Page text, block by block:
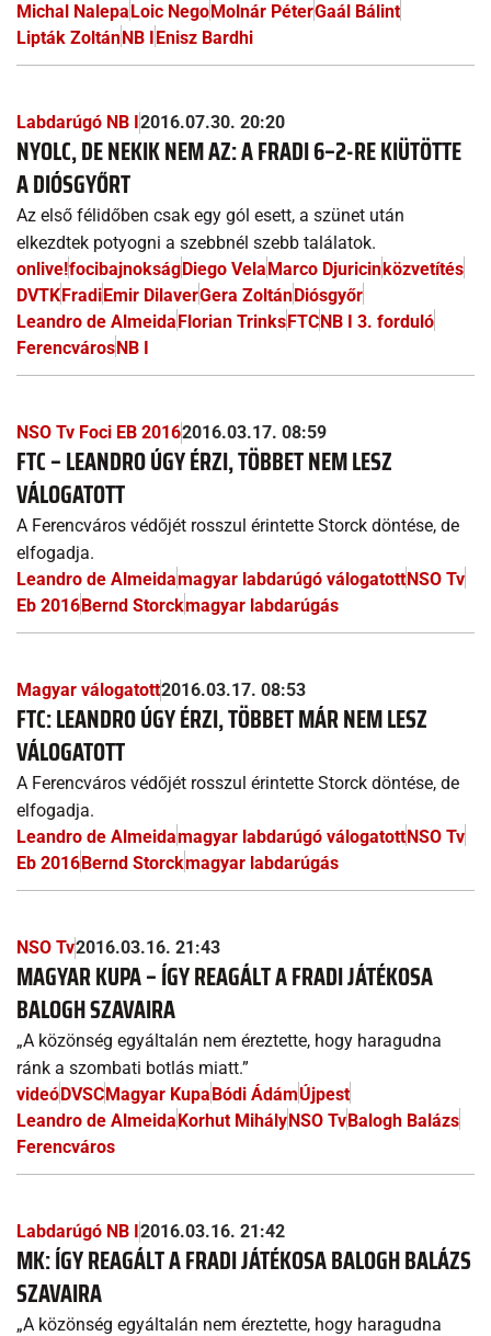
Michal NalepaLoic NegoMolnár PéterGaál Bálint
Lipták ZoltánNB IEnisz Bardhi
Labdarúgó NB I2016.07.30. 20:20
NYOLC, DE NEKIK NEM AZ: A FRADI 6–2-RE KIÜTÖTTE
A DIÓSGYŐRT
Az első félidőben csak egy gól esett, a szünet után
elkezdtek potyogni a szebbnél szebb találatok.
onlive!focibajnokságDiego VelaMarco Djuricinközvetítés
DVTKFradiEmir DilaverGera ZoltánDiósgyőr
Leandro de AlmeidaFlorian TrinksFTCNB I 3. forduló
FerencvárosNB I
NSO Tv Foci EB 20162016.03.17. 08:59
FTC – LEANDRO ÚGY ÉRZI, TÖBBET NEM LESZ
VÁLOGATOTT
A Ferencváros védőjét rosszul érintette Storck döntése, de
elfogadja.
Leandro de Almeidamagyar labdarúgó válogatottNSO Tv
Eb 2016Bernd Storckmagyar labdarúgás
Magyar válogatott2016.03.17. 08:53
FTC: LEANDRO ÚGY ÉRZI, TÖBBET MÁR NEM LESZ
VÁLOGATOTT
A Ferencváros védőjét rosszul érintette Storck döntése, de
elfogadja.
Leandro de Almeidamagyar labdarúgó válogatottNSO Tv
Eb 2016Bernd Storckmagyar labdarúgás
NSO Tv2016.03.16. 21:43
MAGYAR KUPA – ÍGY REAGÁLT A FRADI JÁTÉKOSA
BALOGH SZAVAIRA
„A közönség egyáltalán nem éreztette, hogy haragudna
ránk a szombati botlás miatt.”
videóDVSCMagyar KupaBódi ÁdámÚjpest
Leandro de AlmeidaKorhut MihályNSO TvBalogh Balázs
Ferencváros
Labdarúgó NB I2016.03.16. 21:42
MK: ÍGY REAGÁLT A FRADI JÁTÉKOSA BALOGH BALÁZS
SZAVAIRA
„A közönség egyáltalán nem éreztette, hogy haragudna